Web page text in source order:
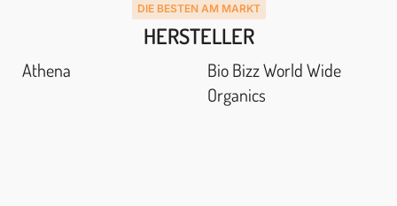
DIE BESTEN AM MARKT
HERSTELLER
Athena
Bio Bizz World Wide
Organics